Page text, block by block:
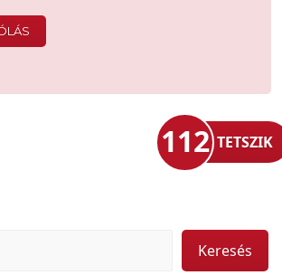
112 TETSZIK
Keresés